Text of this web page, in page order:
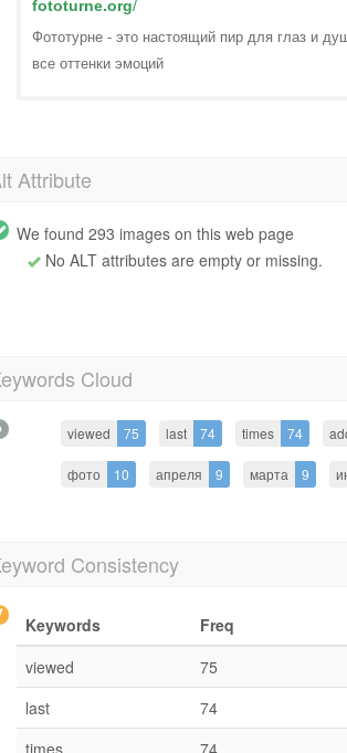
fototurne.org/
Фототурне - это настоящий пир для глаз и
все оттенки эмоций
Attribute
We found 293 images on this web page
No ALT attributes are empty or missing.
Cloud
viewed 75 last 74 times 74
фото 10 апреля 9 марта 9
Consistency
Keywords Freq
viewed
75
last
74
times
74